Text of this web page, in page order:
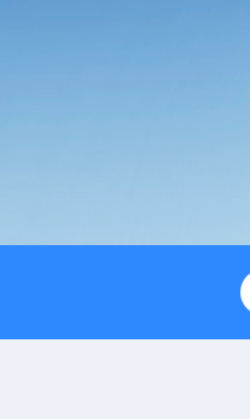
击检测仪 赛成仪器 密